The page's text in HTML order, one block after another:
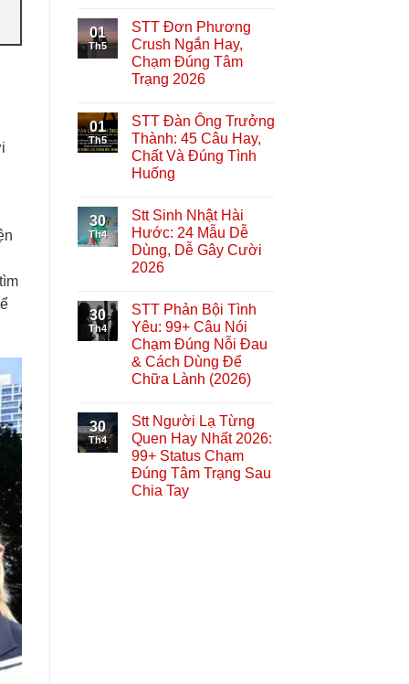
01
Th5
STT Đơn Phương
Crush Ngắn Hay,
Chạm Đúng Tâm
Trạng 2026
01
Th5
STT Đàn Ông Trưởng
Thành: 45 Câu Hay,
Chất Và Đúng Tình
Huống
30
Th4
Stt Sinh Nhật Hài
Hước: 24 Mẫu Dễ
Dùng, Dễ Gây Cười
2026
30
Th4
STT Phản Bội Tình
Yêu: 99+ Câu Nói
Chạm Đúng Nỗi Đau
& Cách Dùng Để
Chữa Lành (2026)
30
Th4
Stt Người Lạ Từng
Quen Hay Nhất 2026:
99+ Status Chạm
Đúng Tâm Trạng Sau
Chia Tay